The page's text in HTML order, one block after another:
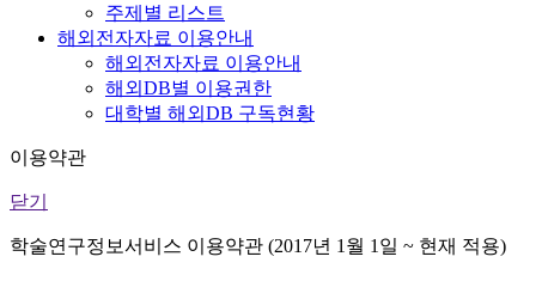
주제별 리스트
해외전자자료 이용안내
해외전자자료 이용안내
해외DB별 이용권한
대학별 해외DB 구독현황
이용약관
닫기
학술연구정보서비스 이용약관 (2017년 1월 1일 ~ 현재 적용)